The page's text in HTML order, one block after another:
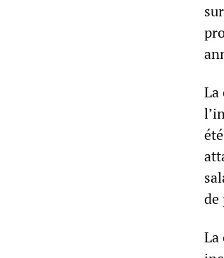
La
de
La